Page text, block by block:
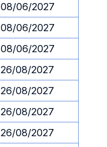
08/06/2027
08/06/2027
08/06/2027
26/08/2027
26/08/2027
26/08/2027
26/08/2027